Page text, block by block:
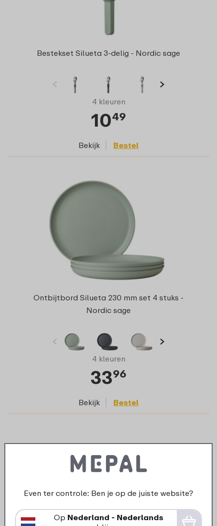
Bestekset Silueta 3-delig - Nordic sage
4 kleuren
1049
Bekijk Bestel
Ontbijtbord Silueta 230 mm set 4 stuks -
Nordic sage
4 kleuren
3396
Bekijk Bestel
Even ter controle: Ben je op de juiste website?
Op Nederland - Nederlands